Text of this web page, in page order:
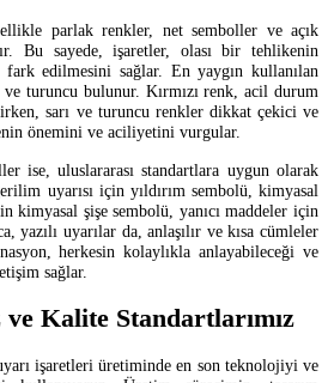
parlak renkler, net semboller ve açık
Bu sayede, işaretler, olası bir tehlikenin
fark edilmesini sağlar. En yaygın kullanılan
ve turuncu bulunur. Kırmızı renk, acil durum
sarı ve turuncu renkler dikkat çekici ve
önemini ve aciliyetini vurgular.
ise, uluslararası standartlara uygun olarak
uyarısı için yıldırım sembolü, kimyasal
şişe sembolü, yanıcı maddeler için
yazılı uyarılar da, anlaşılır ve kısa cümleler
herkesin kolaylıkla anlayabileceği ve
sağlar.
Kalite Standartlarımız
işaretleri üretiminde en son teknolojiyi ve